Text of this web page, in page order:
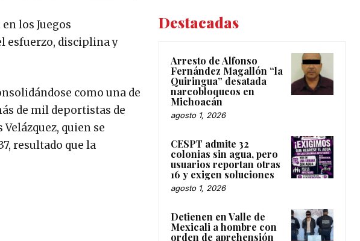
los Juegos
esfuerzo, disciplina y
como una de
de mil deportistas de
quien se
resultado que la
Destacadas
Arresto de Alfonso
Fernández Magallón “la
Quiringua” desatada
narcobloqueos en
Michoacán
agosto 1, 2026
CESPT admite 32
colonias sin agua, pero
usuarios reportan otras
16 y exigen soluciones
agosto 1, 2026
Detienen en Valle de
Mexicali a hombre con
orden de aprehensión